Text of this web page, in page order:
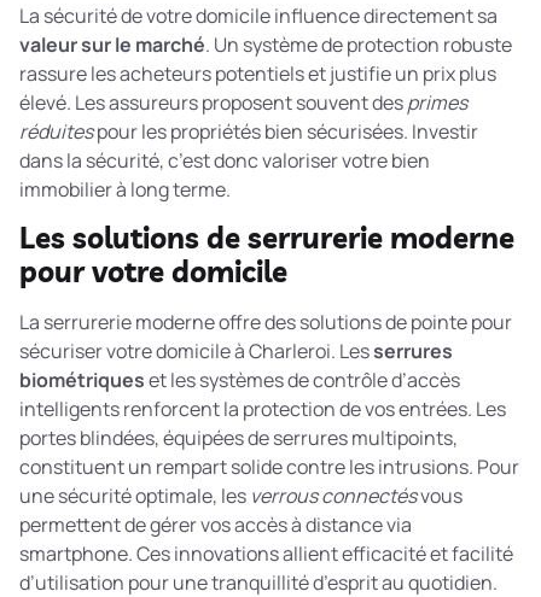
La sécurité de votre domicile influence directement sa
valeur sur le marché. Un système de protection robuste
rassure les acheteurs potentiels et justifie un prix plus
élevé. Les assureurs proposent souvent desprimes
réduitespour les propriétés bien sécurisées. Investir
dans la sécurité, c’est donc valoriser votre bien
immobilier à long terme.
Les solutions de serrurerie moderne
pour votre domicile
La serrurerie moderne offre des solutions de pointe pour
sécuriser votre domicile à Charleroi. Lesserrures
biométriqueset les systèmes de contrôle d’accès
intelligents renforcent la protection de vos entrées. Les
portes blindées, équipées de serrures multipoints,
constituent un rempart solide contre les intrusions. Pour
une sécurité optimale, les verrous connectésvous
permettent de gérer vos accès à distance via
smartphone. Ces innovations allient efficacité et facilité
d’utilisation pour une tranquillité d’esprit au quotidien.